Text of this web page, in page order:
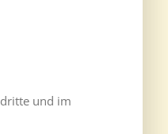
und im